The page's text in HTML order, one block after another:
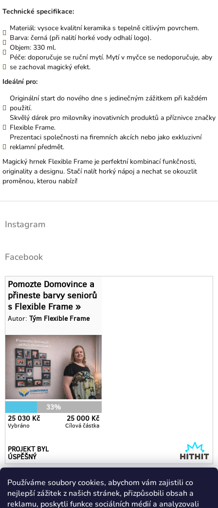
Používáme soubory cookies, abychom vám zajistili co
nejlepší zážitek z našich stránek, přizpůsobili obsah a
reklamu, poskytli funkce sociálních médií a analyzovali
Technické specifikace:
Materiál: vysoce kvalitní keramika s tepelně citlivým povrchem.
Barva: černá (při nalití horké vody odhalí logo).
Objem: 330 ml.
Péče: doporučuje se ruční mytí. Mytí v myčce se nedoporučuje, aby
se zachoval magický efekt.
Ideální pro:
Originální start do nového dne s jedinečným zážitkem při každém
použití.
Skvělý dárek pro milovníky inovativních produktů a příznivce značky
Flexible Frame.
Prezentaci společnosti na firemních akcích nebo jako exkluzivní
reklamní předmět.
Magický hrnek Flexible Frame je perfektní kombinací funkčnosti,
originality a designu. Stačí nalít horký nápoj a nechat se okouzlit
proměnou, kterou nabízí!
Instagram
Facebook
Kontakt